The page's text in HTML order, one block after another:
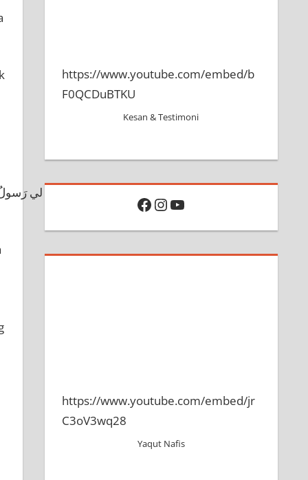
قالَ لي
https://www.youtube.com/embed/b
F0QCDuBTKU
Kesan & Testimoni
Facebook
Instagram
YouTube
https://www.youtube.com/embed/jr
C3oV3wq28
Yaqut Nafis